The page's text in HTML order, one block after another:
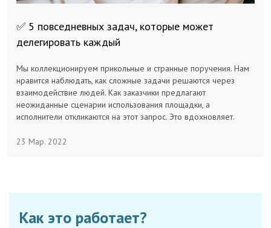
Исполнителям
Заказчикам
Полезное
Гости
✅ 5 повседневных задач, которые может
делегировать каждый
Мы коллекционируем прикольные и странные поручения. Нам
нравится наблюдать, как сложные задачи решаются через
взаимодействие людей. Как заказчики предлагают
неожиданные сценарии использования площадки, а
исполнители откликаются на этот запрос. Это вдохновляет.
23 Мар. 2022
Как это работает?